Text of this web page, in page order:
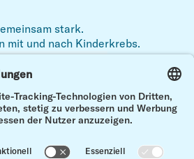
stark.
mit und nach Kinderkrebs.